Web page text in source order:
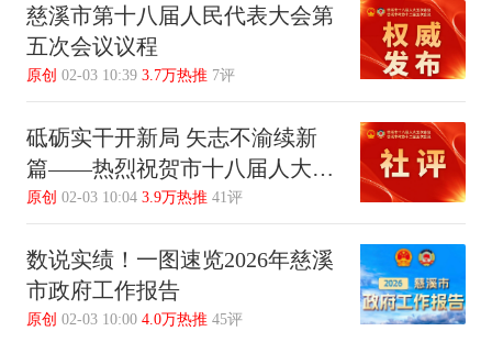
慈溪市第十八届人民代表大会第
五次会议议程
原创 02-03 10:39 3.7万热推 7评
砥砺实干开新局 矢志不渝续新
篇——热烈祝贺市十八届人大五
次会议、市政协十二届五次会议
开幕
原创 02-03 10:04 3.9万热推 41评
数说实绩！一图速览2026年慈溪
市政府工作报告
原创 02-03 10:00 4.0万热推 45评